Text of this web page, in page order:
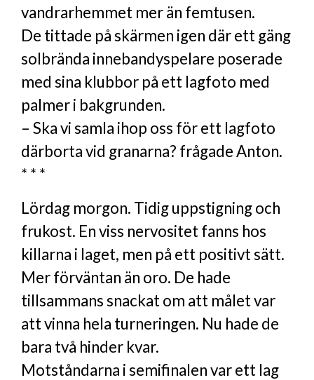
vandrarhemmet mer än femtusen.
De tittade på skärmen igen där ett gäng
solbrända innebandyspelare poserade
med sina klubbor på ett lagfoto med
palmer i bakgrunden.
– Ska vi samla ihop oss för ett lagfoto
därborta vid granarna? frågade Anton.
* * *
Lördag morgon. Tidig uppstigning och
frukost. En viss nervositet fanns hos
killarna i laget, men på ett positivt sätt.
Mer förväntan än oro. De hade
tillsammans snackat om att målet var
att vinna hela turneringen. Nu hade de
bara två hinder kvar.
Motståndarna i semifinalen var ett lag